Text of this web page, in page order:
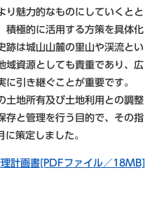
魅力的なものにしていくとと
積極的に活用する方策を具体化
跡は城山山麓の里山や渓流とい
域資源としても貴重であり、広
引き継ぐことが重要です。
地所有及び土地利用との調整
存と管理を行う目的で、その指
策定しました。
計画書[PDFファイル／18MB]